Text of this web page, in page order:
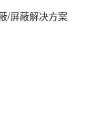
蔽/屏蔽解决方案